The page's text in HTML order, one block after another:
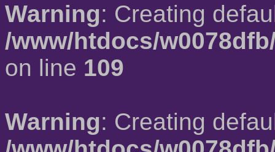
Warning: Creating
/www/htdocs/
on line 109
Warning: Creating